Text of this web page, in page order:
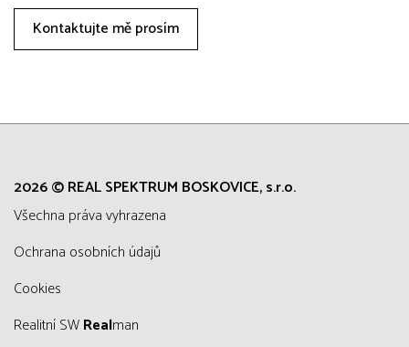
Kontaktujte mě prosím
2026 © REAL SPEKTRUM BOSKOVICE, s.r.o.
všechna práva vyhrazena
Ochrana osobních údajů
Cookies
Realitní SWRealman